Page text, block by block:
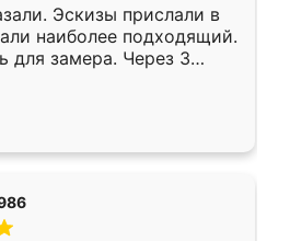
Эскизы прислали в
наиболее подходящий.
для замера. Через 3
уже готова. Остались
Спасибо Ренессанс
работу!